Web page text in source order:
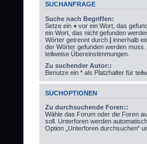
SUCHANFRAGE
Suche nach Begriffen:
Setze ein + vor ein Wort, das
ein Wort, das nicht gefunden
Wörter getrennt durch | innerhalb
der Wörter gefunden werden
teilweise Übereinstimmungen.
Zu suchender Autor::
Benutze ein * als Platzhalter für
SUCHOPTIONEN
Zu durchsuchende Foren::
Wähle das Forum oder die Foren
soll. Unterforen werden
Option „Unterforen durchsuchen“